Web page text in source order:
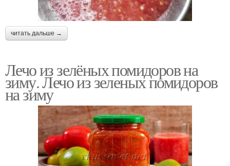
читать дальше →
Лечо из зелёных помидоров на
зиму. Лечо из зеленых помидоров
на зиму